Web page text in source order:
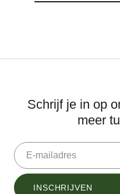
Schrijf je in op
meer
INSCHRIJVEN